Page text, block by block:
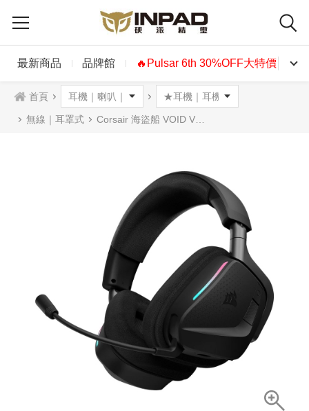
最新商品 品牌館 🔥Pulsar 6th 30%OFF大特價🔥
首頁
無線｜耳罩式 Corsair 海盜船 VOID V2 MAX 天行者 RGB 無線耳機麥克風 黑色